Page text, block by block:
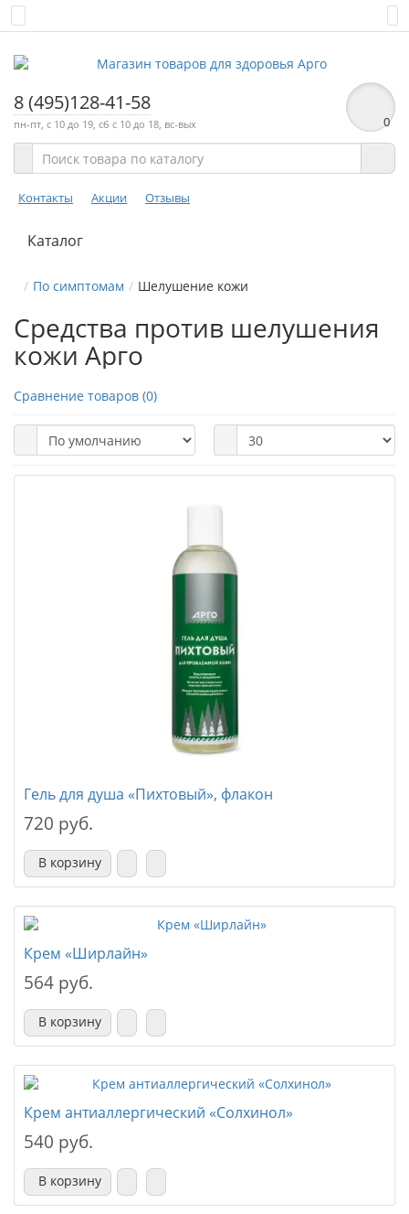
8 (495)128-41-58
пн-пт, с 10 до 19, сб с 10 до 18, вс-вых 0
Контакты Акции Отзывы
Каталог
По симптомам Шелушение кожи
Средства против шелушения
кожи Арго
Сравнение товаров (0)
Гель для душа «Пихтовый», флакон
720 руб.
В корзину
Крем «Ширлайн»
564 руб.
В корзину
Крем антиаллергический «Солхинол»
540 руб.
В корзину